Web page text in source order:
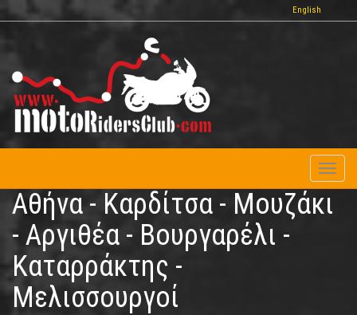
Παράκαμψη
προς
περιεχόμενο
English
Αθήνα - Καρδίτσα - Μουζάκι
- Αργιθέα - Βουργαρέλι -
Καταρράκτης -
Μελισσουργοί